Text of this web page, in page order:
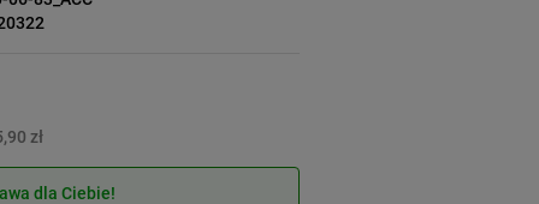
zł
dla Ciebie!